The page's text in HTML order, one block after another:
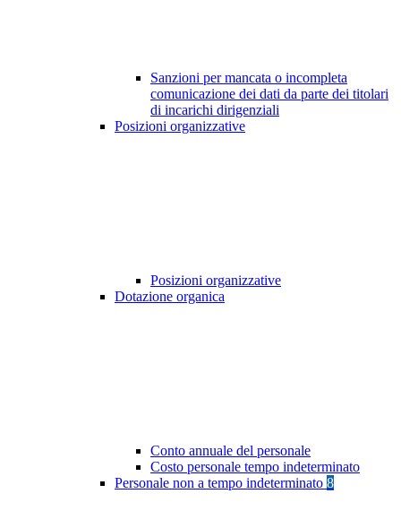
Sanzioni per mancata o incompleta
comunicazione dei dati da parte dei titolari
di incarichi dirigenziali
Posizioni organizzative
Posizioni organizzative
Dotazione organica
Conto annuale del personale
Costo personale tempo indeterminato
Personale non a tempo indeterminato 8